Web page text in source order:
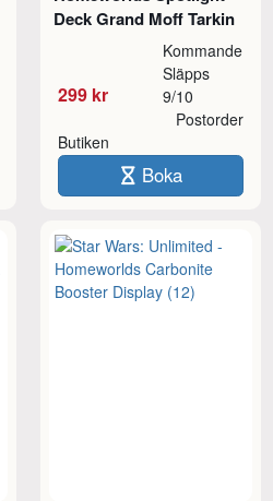
Deck Grand Moff Tarkin
299 kr
Kommande
Släpps
9/10
Butiken
Postorder
Boka